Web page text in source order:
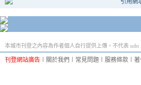
引用網
本城市刊登之內容為作者個人自行提供上傳，不代表 udn
刊登網站廣告 關於我們 常見問題 服務條款 著